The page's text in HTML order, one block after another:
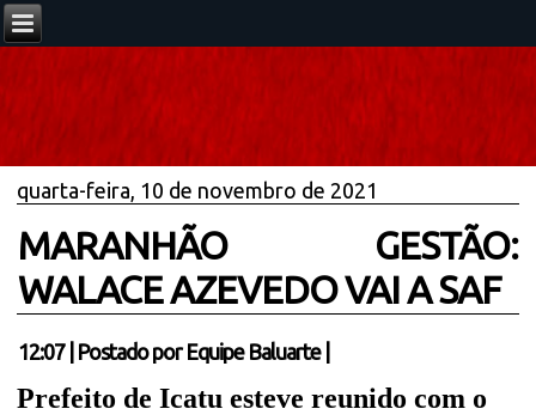
quarta-feira, 10 de novembro de 2021
MARANHÃO GESTÃO:
WALACE AZEVEDO VAI A SAF
12:07| Postado por Equipe Baluarte
Prefeito de Icatu esteve reunido com o